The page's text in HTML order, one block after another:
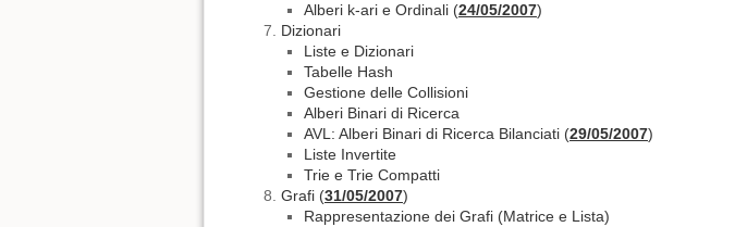
Alberi k-ari e Ordinali (24/05/2007)
Dizionari
Liste e Dizionari
Tabelle Hash
Gestione delle Collisioni
Alberi Binari di Ricerca
AVL: Alberi Binari di Ricerca Bilanciati (29/05/2007)
Liste Invertite
Trie e Trie Compatti
Grafi (31/05/2007)
Rappresentazione dei Grafi (Matrice e Lista)